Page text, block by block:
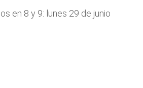
en 8 y 9: lunes 29 de junio